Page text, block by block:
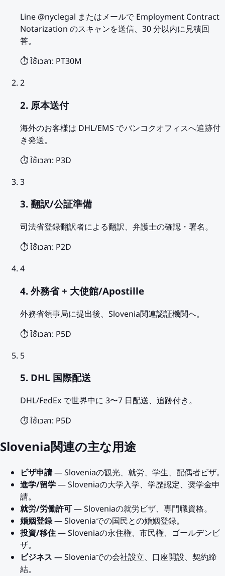
Line @nyclegal またはメールで Employment Contract
Notarization のスキャンを送信、30 分以内に見積回
答。
⏱️ ใช้เวลา: PT30M
2
2. 原本送付
海外のお客様は DHL/EMS でバンコクオフィスへ追跡付
き発送。
⏱️ ใช้เวลา: P3D
3
3. 翻訳/公証準備
司法省登録翻訳者による翻訳、弁護士の確認・署名。
⏱️ ใช้เวลา: P2D
4
4. 外務省 + 大使館/Apostille
外務省領事局に提出後、Slovenia関連認証機関へ。
⏱️ ใช้เวลา: P5D
5
5. DHL 国際配送
DHL/FedEx で世界中に 3〜7 日配送、追跡付き。
⏱️ ใช้เวลา: P5D
Slovenia関連の主な用途
ビザ申請— Sloveniaの観光、就労、学生、配偶者ビザ。
進学/留学— Sloveniaの大学入学、学歴認定、奨学金申
請。
就労/労働許可— Sloveniaの就労ビザ、専門職資格。
婚姻登録— Sloveniaでの国民との婚姻登録。
投資/移住— Sloveniaの永住権、市民権、ゴールデンビ
ザ。
ビジネス — Sloveniaでの会社設立、口座開設、契約締
結。